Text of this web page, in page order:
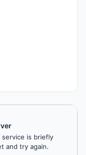
is briefly
and try again.